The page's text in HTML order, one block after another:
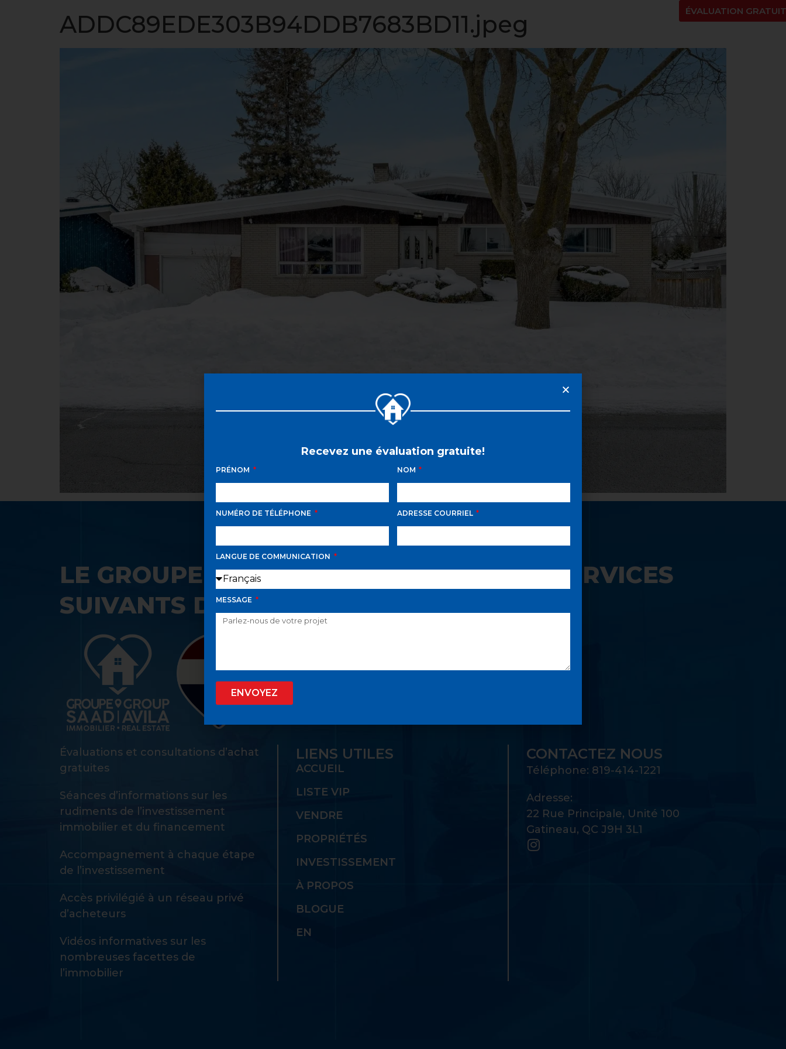
ÉVALUATION
ADDC89EDE303B94DDB7683BD11.jpeg
LE GROUPE SAAD AVILA PROPOSE LES SERVICES
SUIVANTS DANS SON GUICHET UNIQUE:
Évaluations et consultations d’achat
gratuites
Séances d’informations sur les
rudiments de l’investissement
immobilier et du financement
Accompagnement à chaque étape
de l’investissement
Accès privilégié à un réseau privé
d’acheteurs
Vidéos informatives sur les
nombreuses facettes de
l’immobilier
LIENS UTILES
ACCUEIL
LISTE VIP
VENDRE
PROPRIÉTÉS
INVESTISSEMENT
À PROPOS
BLOGUE
EN
CONTACTEZ NOUS
Téléphone: 819-414-1221
Adresse:
22 Rue Principale, Unité 100
Gatineau, QC J9H 3L1
Recevez une évaluation gratuite!
PRÉNOM NOM
NUMÉRO DE TÉLÉPHONE ADRESSE COURRIEL
LANGUE DE COMMUNICATION
MESSAGE
ENVOYEZ